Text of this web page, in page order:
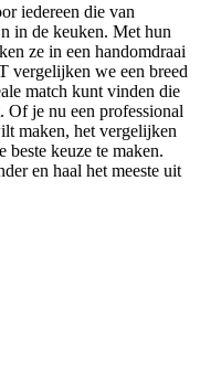
iedereen die van
in de keuken. Met hun
ze in een handomdraai
vergelijken we een breed
match kunt vinden die
Of je nu een professional
maken, het vergelijken
beste keuze te maken.
en haal het meeste uit